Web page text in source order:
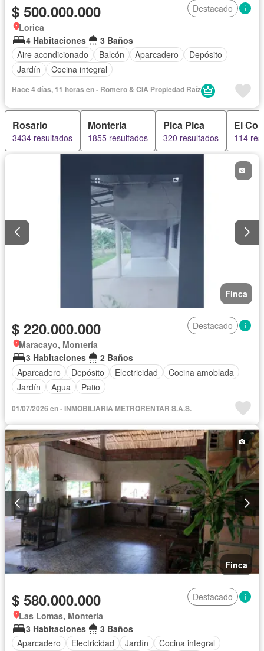
$ 500.000.000
Destacado
Lorica
4 Habitaciones
3 Baños
Aire acondicionado
Balcón Aparcadero
Depósito
Jardín
Cocina integral
Hace 4 días, 11 horas en - Romero & CIA Propiedad Raí­z
Rosario
3434 resultados
Monteria
1855 resultados
Pica Pica
320 resultados
El
114
Finca
$ 220.000.000
Destacado
Maracayo, Montería
3 Habitaciones
2 Baños
Aparcadero
Depósito Electricidad
Cocina amoblada
Jardín
Agua Patio
01/07/2026 en - INMOBILIARIA METRORENTAR S.A.S.
Finca
$ 580.000.000
Destacado
Las Lomas, Montería
3 Habitaciones
3 Baños
Aparcadero
Electricidad Jardín
Cocina integral